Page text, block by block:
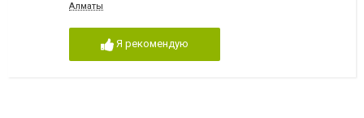
Алматы
Я рекомендую